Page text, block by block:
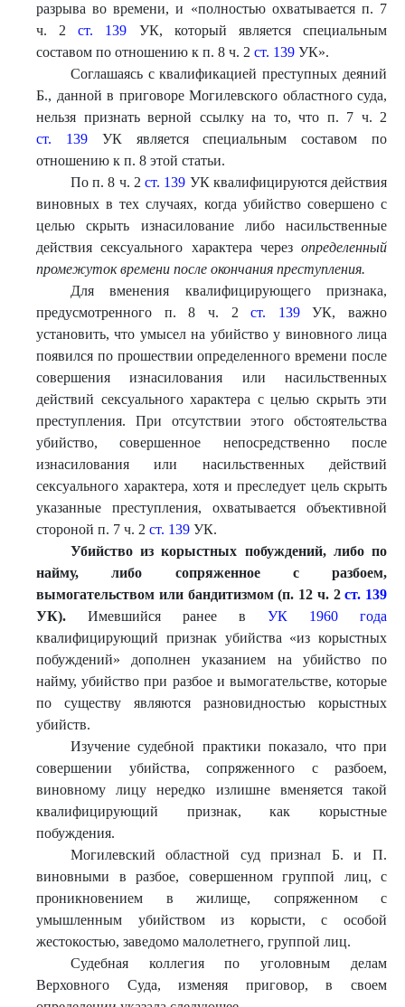
разрыва во времени, и «полностью охватывается п. 7
ч. 2ст. 139 УК, который является специальным
составом по отношению к п. 8 ч. 2 ст. 139 УК».
Соглашаясь с квалификацией преступных деяний
Б., данной в приговоре Могилевского областного суда,
нельзя признать верной ссылку на то, что п. 7 ч. 2
ст. 139УК является специальным составом по
отношению к п. 8 этой статьи.
По п. 8 ч. 2ст. 139 УК квалифицируются действия
виновных в тех случаях, когда убийство совершено с
целью скрыть изнасилование либо насильственные
действия сексуального характера через определенный
промежуток времени после окончания преступления.
Для вменения квалифицирующего признака,
предусмотренного п. 8 ч. 2ст. 139УК, важно
установить, что умысел на убийство у виновного лица
появился по прошествии определенного времени после
совершения изнасилования или насильственных
действий сексуального характера с целью скрыть эти
преступления. При отсутствии этого обстоятельства
убийство, совершенное непосредственно после
изнасилования или насильственных действий
сексуального характера, хотя и преследует цель скрыть
указанные преступления, охватывается объективной
стороной п. 7 ч. 2 ст. 139 УК.
Убийство из корыстных побуждений, либо по
найму, либо сопряженное с разбоем,
вымогательством или бандитизмом (п. 12 ч. 2 ст. 139
УК). Имевшийся ранее в УК 1960 года
квалифицирующий признак убийства «из корыстных
побуждений» дополнен указанием на убийство по
найму, убийство при разбое и вымогательстве, которые
по существу являются разновидностью корыстных
убийств.
Изучение судебной практики показало, что при
совершении убийства, сопряженного с разбоем,
виновному лицу нередко излишне вменяется такой
квалифицирующий признак, как корыстные
побуждения.
Могилевский областной суд признал Б. и П.
виновными в разбое, совершенном группой лиц, с
проникновением в жилище, сопряженном с
умышленным убийством из корысти, с особой
жестокостью, заведомо малолетнего, группой лиц.
Судебная коллегия по уголовным делам
Верховного Суда, изменяя приговор, в своем